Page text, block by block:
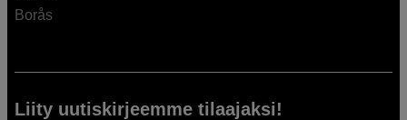
Borås
Liity uutiskirjeemme tilaajaksi!